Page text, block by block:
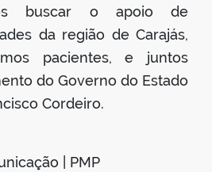
buscar o apoio de
da região de Carajás,
pacientes, e juntos
do Governo do Estado
Cordeiro.
| PMP